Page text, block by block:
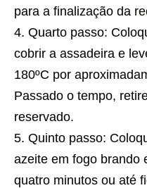
para a finalização da
Quarto passo:
cobrir a assadeira e
180ºC por
Passado o tempo,
reservado.
Quinto passo:
azeite em fogo brando
quatro minutos ou até